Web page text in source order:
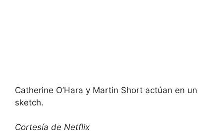
Catherine O’Hara y Martin Short actúan en un
sketch.
Cortesía de Netflix